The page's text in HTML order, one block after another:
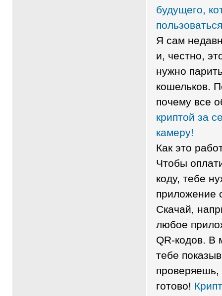
будущего,
Я сам
и, честно,
нужно
кошельков.
почему все
криптой за
камеру!
Как это
Чтобы
коду, тебе
приложение
Скачай,
любое
QR-кодов. В
тебе
готово!